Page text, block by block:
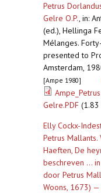
Petrus
Gelre O.P., in:
(ed.), Hellinga
Mélanges.
presented to
Amsterdam,
[Ampe 1980]
Gelre.PDF (1.83
Elly Cockx-
Petrus Mallants.
Haeften, De
beschreven ...
door Petrus
Woons, 1673)